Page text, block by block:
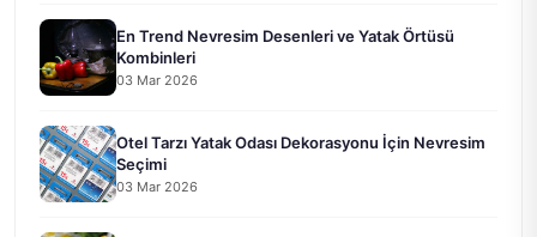
En Trend Nevresim Desenleri ve Yatak Örtüsü
Kombinleri
03 Mar 2026
Otel Tarzı Yatak Odası Dekorasyonu İçin Nevresim
Seçimi
03 Mar 2026